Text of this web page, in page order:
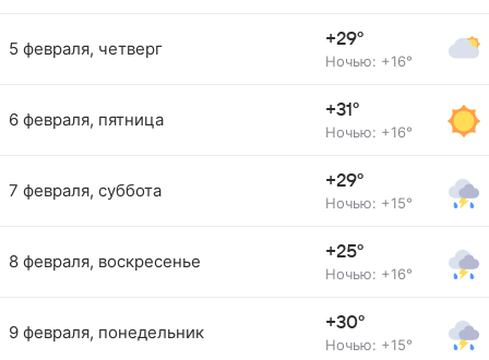
5 февраля, четверг +29°
Ночью: +16°
6 февраля, пятница +31°
Ночью: +16°
7 февраля, суббота +29°
Ночью: +15°
8 февраля, воскресенье +25°
Ночью: +16°
9 февраля, понедельник +30°
Ночью: +15°